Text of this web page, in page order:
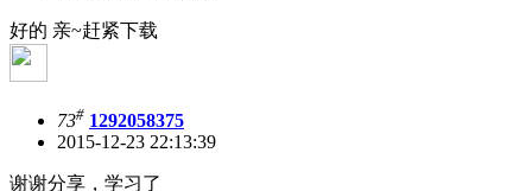
好的 亲~赶紧下载
73# 1292058375
2015-12-23 22:13:39
谢谢分享，学习了